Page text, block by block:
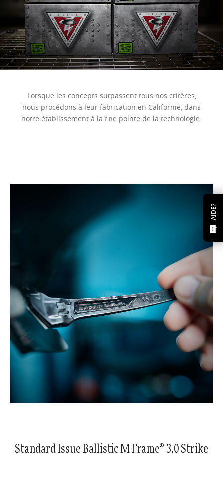
AIDE?
Lorsque les concepts surpassent tous nos critères,
nous procédons à leur fabrication en Californie, dans
notre établissement à la fine pointe de la technologie.
Standard Issue Ballistic M Frame® 3.0 Strike